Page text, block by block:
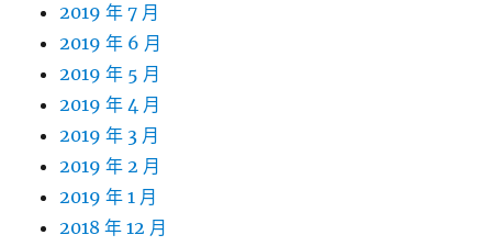
2019 年 7 月
2019 年 6 月
2019 年 5 月
2019 年 4 月
2019 年 3 月
2019 年 2 月
2019 年 1 月
2018 年 12 月